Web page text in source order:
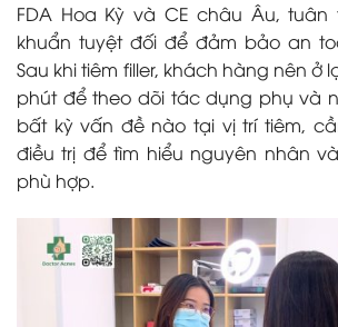
FDA Hoa Kỳ và CE châu Âu,
khuẩn tuyệt đối để đảm bảo an
Sau khi tiêm filler, khách hàng nên ở
phút để theo dõi tác dụng phụ và
bất kỳ vấn đề nào tại vị trí tiêm,
điều trị để tìm hiểu nguyên nhân
phù hợp.